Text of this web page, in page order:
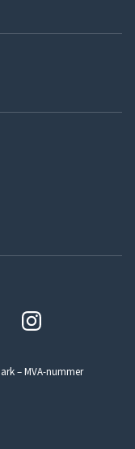
– MVA-nummer